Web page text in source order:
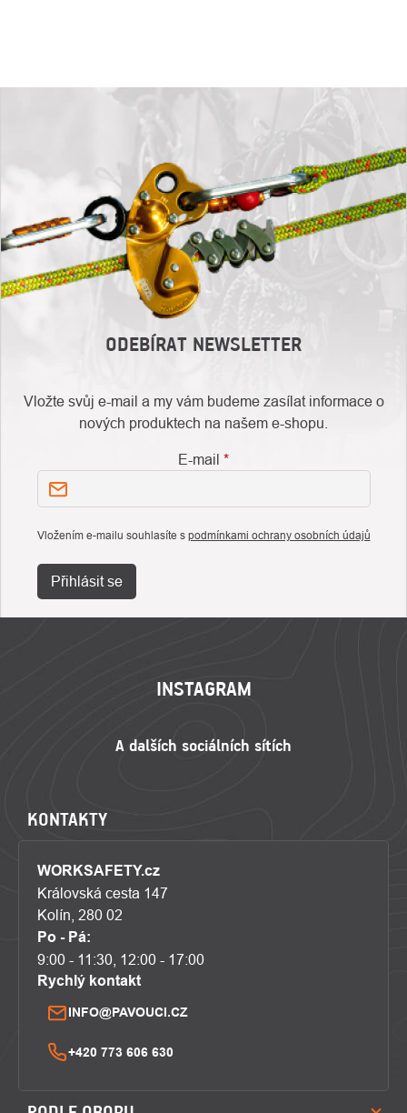
ODEBÍRAT NEWSLETTER
Vložte svůj e-mail a my vám budeme zasílat informace o
nových produktech na našem e-shopu.
E-mail
Vložením e-mailu souhlasíte s podmínkami ochrany osobních údajů
Přihlásit se
INSTAGRAM
KONTAKTY
WORKSAFETY.cz
Královská cesta 147
Kolín, 280 02
Po - Pá:
9:00 - 11:30, 12:00 - 17:00
Rychlý kontakt
INFO@PAVOUCI.CZ
+420 773 606 630